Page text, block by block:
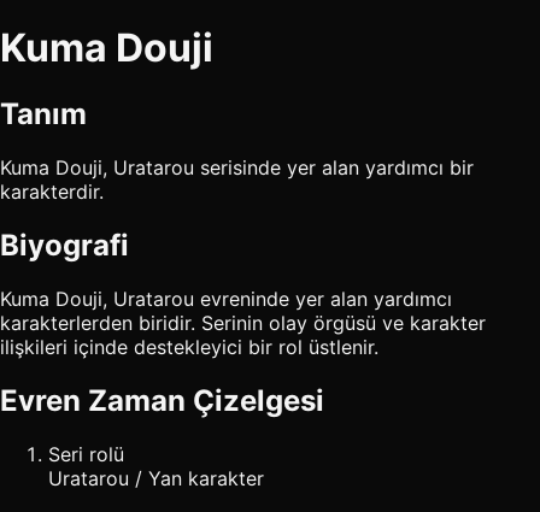
Kuma Douji
Tanım
Kuma Douji, Uratarou serisinde yer alan yardımcı bir
karakterdir.
Biyografi
Kuma Douji, Uratarou evreninde yer alan yardımcı
karakterlerden biridir. Serinin olay örgüsü ve karakter
ilişkileri içinde destekleyici bir rol üstlenir.
Evren Zaman Çizelgesi
Seri rolü
Uratarou / Yan karakter